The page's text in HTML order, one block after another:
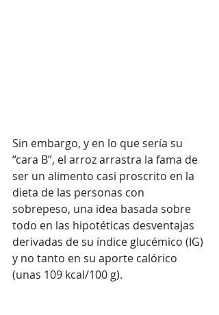
Sin embargo, y en lo que sería su
“cara B”, el arroz arrastra la fama de
ser un alimento casi proscrito en la
dieta de las personas con
sobrepeso, una idea basada sobre
todo en las hipotéticas desventajas
derivadas de su índice glucémico (IG)
y no tanto en su aporte calórico
(unas 109 kcal/100 g).